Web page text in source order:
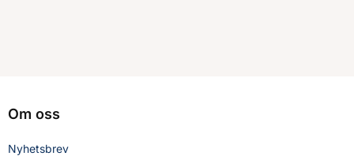
Om oss
Nyhetsbrev